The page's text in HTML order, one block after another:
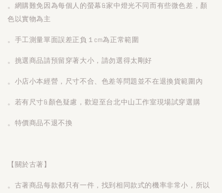
。網購難免因為每個人的螢幕&家中燈光不同而有些微色差，顏
色以實物為主
。手工測量單面誤差正負１cm為正常範圍
。挑選商品請預留穿著大小，請勿選得太剛好
。小店小本經營，尺寸不合、色差等問題並不在退換貨範圍內
。若有尺寸&顏色疑慮，歡迎至台北中山工作室現場試穿選購
。特價商品不退不換
【關於古著】
。古著商品每款都只有一件，找到相同款式的機率非常小，所以